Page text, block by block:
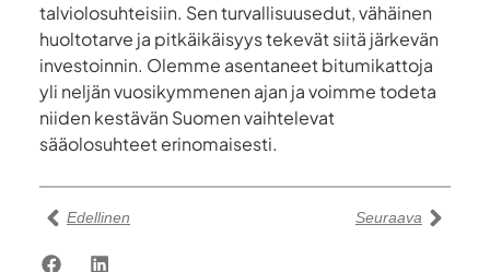
talviolosuhteisiin. Sen turvallisuusedut, vähäinen
huoltotarve ja pitkäikäisyys tekevät siitä järkevän
investoinnin. Olemme asentaneet bitumikattoja
yli neljän vuosikymmenen ajan ja voimme todeta
niiden kestävän Suomen vaihtelevat
sääolosuhteet erinomaisesti.
Edellinen Seuraava